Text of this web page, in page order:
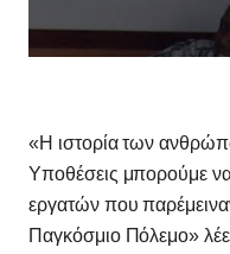
«Η ιστορία των
Υποθέσεις μπορούμε να
εργατών που
Παγκόσμιο Πόλεμο»